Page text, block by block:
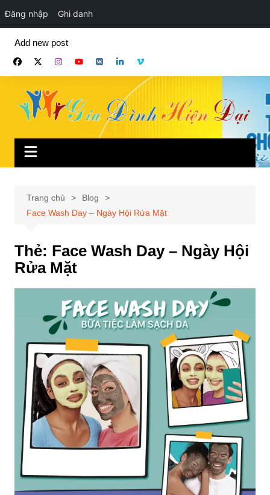
Đăng nhập Ghi danh
phần
Add new post
Trang chủ
Blog
Face Wash Day – Ngày Hội Rửa Mặt
Thẻ: Face Wash Day – Ngày Hội
Rửa Mặt